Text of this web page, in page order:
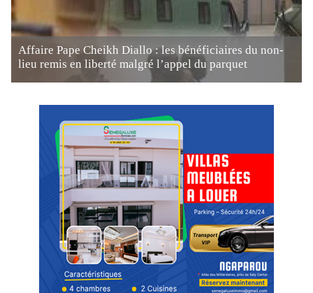
Affaire Pape Cheikh Diallo : les bénéficiaires du non-
lieu remis en liberté malgré l’appel du parquet